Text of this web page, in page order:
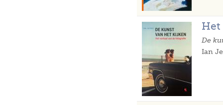
Het
De
Ian